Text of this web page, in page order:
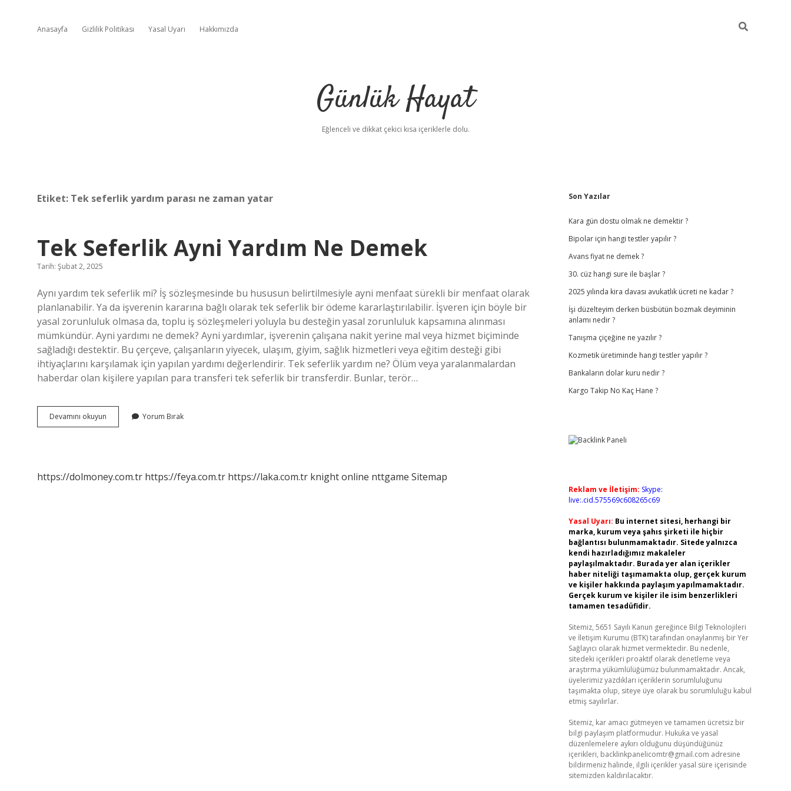
Anasayfa Gizlilik Politikası Yasal Uyarı Hakkımızda
Günlük Hayat
Eğlenceli ve dikkat çekici kısa içeriklerle dolu.
Etiket: Tek seferlik yardım parası ne zaman yatar
Tek Seferlik Ayni Yardım Ne Demek
Tarih: Şubat 2, 2025
Aynı yardım tek seferlik mi? İş sözleşmesinde bu hususun belirtilmesiyle ayni menfaat sürekli bir menfaat olarak
planlanabilir. Ya da işverenin kararına bağlı olarak tek seferlik bir ödeme kararlaştırılabilir. İşveren için böyle bir
yasal zorunluluk olmasa da, toplu iş sözleşmeleri yoluyla bu desteğin yasal zorunluluk kapsamına alınması
mümkündür. Ayni yardımı ne demek? Ayni yardımlar, işverenin çalışana nakit yerine mal veya hizmet biçiminde
sağladığı destektir. Bu çerçeve, çalışanların yiyecek, ulaşım, giyim, sağlık hizmetleri veya eğitim desteği gibi
ihtiyaçlarını karşılamak için yapılan yardımı değerlendirir. Tek seferlik yardım ne? Ölüm veya yaralanmalardan
haberdar olan kişilere yapılan para transferi tek seferlik bir transferdir. Bunlar, terör…
Devamını okuyun
Seferlik
Yorum Bırak
https://dolmoney.com.tr https://feya.com.tr https://laka.com.tr knight online nttgame Sitemap
Sidebar
Son Yazılar
Kara gün dostu olmak ne demektir ?
Bipolar için hangi testler yapılır ?
Avans fiyat ne demek ?
30. cüz hangi sure ile başlar ?
2025 yılında kira davası avukatlık ücreti ne kadar ?
İşi düzelteyim derken büsbütün bozmak deyiminin
anlamı nedir ?
Tanışma çiçeğine ne yazılır ?
Kozmetik üretiminde hangi testler yapılır ?
Bankaların dolar kuru nedir ?
Kargo Takip No Kaç Hane ?
Reklam ve İletişim: Skype:
live:.cid.575569c608265c69
Yasal Uyarı: Bu internet sitesi, herhangi bir
marka, kurum veya şahıs şirketi ile hiçbir
bağlantısı bulunmamaktadır. Sitede yalnızca
kendi hazırladığımız makaleler
paylaşılmaktadır. Burada yer alan içerikler
haber niteliği taşımamakta olup, gerçek kurum
ve kişiler hakkında paylaşım yapılmamaktadır.
Gerçek kurum ve kişiler ile isim benzerlikleri
tamamen tesadüfidir.
Sitemiz, 5651 Sayılı Kanun gereğince Bilgi Teknolojileri
ve İletişim Kurumu (BTK) tarafından onaylanmış bir Yer
Sağlayıcı olarak hizmet vermektedir. Bu nedenle,
sitedeki içerikleri proaktif olarak denetleme veya
araştırma yükümlülüğümüz bulunmamaktadır. Ancak,
üyelerimiz yazdıkları içeriklerin sorumluluğunu
taşımakta olup, siteye üye olarak bu sorumluluğu kabul
etmiş sayılırlar.
Sitemiz, kar amacı gütmeyen ve tamamen ücretsiz bir
bilgi paylaşım platformudur. Hukuka ve yasal
düzenlemelere aykırı olduğunu düşündüğünüz
içerikleri, backlinkpanelicomtr@gmail.com adresine
bildirmeniz halinde, ilgili içerikler yasal süre içerisinde
sitemizden kaldırılacaktır.